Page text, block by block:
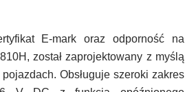
E-mark oraz odporność na
został zaprojektowany z myślą
Obsługuje szeroki zakres